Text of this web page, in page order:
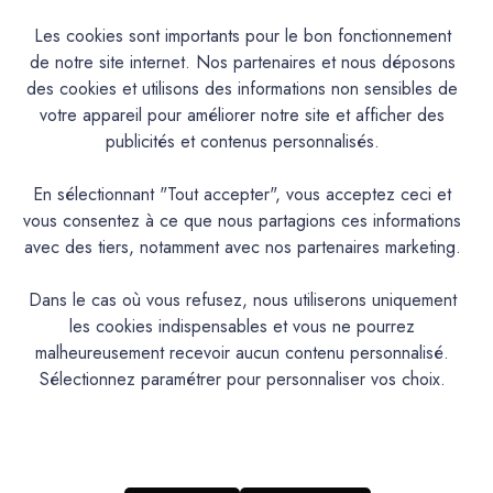
CM
60
CM
Livraison offerte en France Métropolitaine
Disponibilité & Retraits
configurez votre projet
Avis produit
Paiement sécurisé
Retours
Les cookies sont importants pour le bon fonctionnement
de notre site internet. Nos partenaires et nous déposons
des cookies et utilisons des informations non sensibles de
votre appareil pour améliorer notre site et afficher des
publicités et contenus personnalisés.
En sélectionnant "Tout accepter", vous acceptez ceci et
vous consentez à ce que nous partagions ces informations
avec des tiers, notamment avec nos partenaires marketing.
Dans le cas où vous refusez, nous utiliserons uniquement
les cookies indispensables et vous ne pourrez
malheureusement recevoir aucun contenu personnalisé.
Sélectionnez paramétrer pour personnaliser vos choix.